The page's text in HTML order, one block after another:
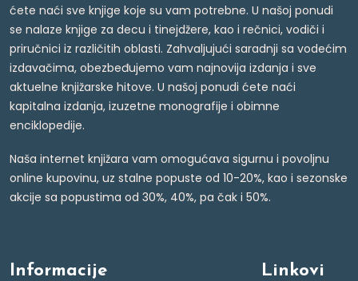
ćete naći sve knjige koje su vam potrebne. U našoj ponudi
se nalaze knjige za decu i tinejdžere, kao i rečnici, vodiči i
priručnici iz različitih oblasti. Zahvaljujući saradnji sa vodećim
izdavačima, obezbeđujemo vam najnovija izdanja i sve
aktuelne knjižarske hitove. U našoj ponudi ćete naći
kapitalna izdanja, izuzetne monografije i obimne
enciklopedije.
Naša internet knjižara vam omogućava sigurnu i povoljnu
online kupovinu, uz stalne popuste od 10-20%, kao i sezonske
akcije sa popustima od 30%, 40%, pa čak i 50%.
Informacije Linkovi